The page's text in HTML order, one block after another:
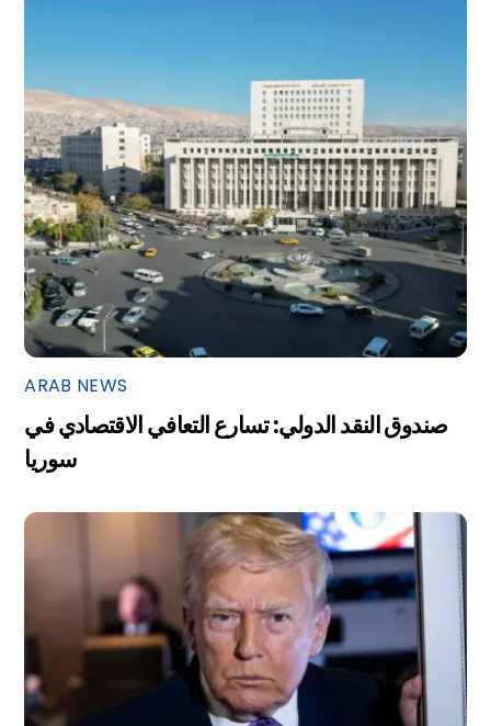
ARAB NEWS
صندوق النقد الدولي: تسارع التعافي الاقتصادي في
سوريا